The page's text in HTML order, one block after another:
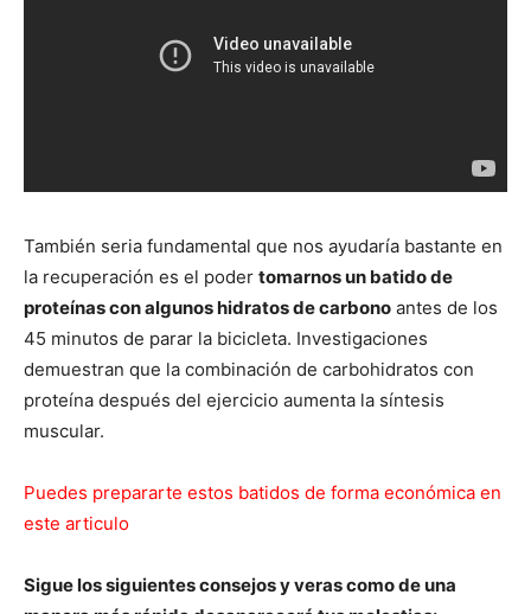
También seria fundamental que nos ayudaría bastante en
la recuperación es el poder tomarnos un batido de
proteínas con algunos hidratos de carbono antes de los
45 minutos de parar la bicicleta. Investigaciones
demuestran que la combinación de carbohidratos con
proteína después del ejercicio aumenta la síntesis
muscular.
Puedes prepararte estos batidos de forma económica en
este articulo
Sigue los siguientes consejos y veras como de una